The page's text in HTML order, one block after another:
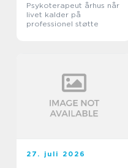
Psykoterapeut århus når
livet kalder på
professionel støtte
27. juli 2026